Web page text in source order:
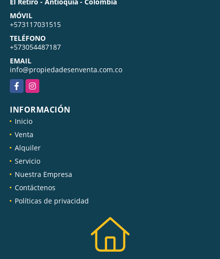
MÓVIL
+573117031515
TELÉFONO
+573054487187
EMAIL
info@propiedadesenventa.com.co
FacebookInstagram
INFORMACIÓN
Inicio
Venta
Alquiler
Servicio
Nuestra Empresa
Contáctenos
Políticas de privacidad